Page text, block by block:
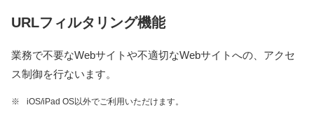
URLフィルタリング機能
業務で不要なWebサイトや不適切なWebサイトへの、アクセ
ス制御を行ないます。
※ iOS/iPad OS以外でご利用いただけます。